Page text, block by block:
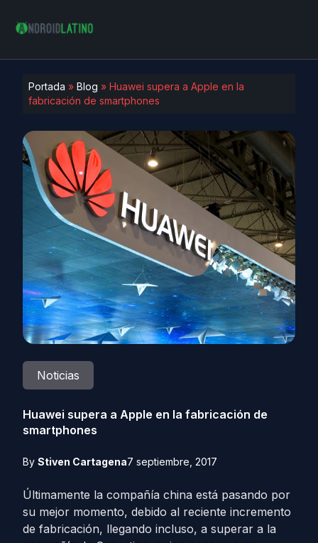
Portada » Blog » Huawei supera a Apple en la
fabricación de smartphones
Noticias
Huawei supera a Apple en la fabricación de
smartphones
By Stiven Cartagena7 septiembre, 2017
Últimamente la compañía china está pasando por
su mejor momento, debido al reciente incremento
de fabricación, llegando incluso, a superar a la